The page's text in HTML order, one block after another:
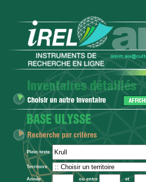
Plein texte
Territoire
Année ou entre et